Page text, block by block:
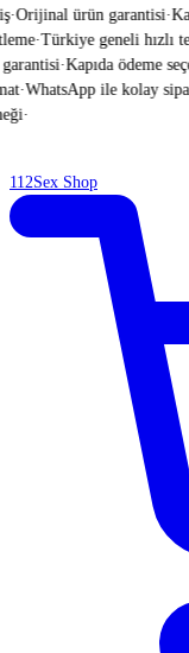
·Orijinal ürün garantisi·
·Türkiye geneli hızlı
·Kapıda ödeme
·WhatsApp ile kolay
·
112Sex Shop